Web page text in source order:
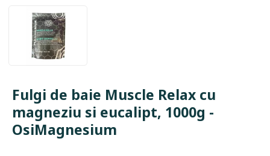
Fulgi de baie Muscle Relax cu
magneziu si eucalipt, 1000g -
OsiMagnesium